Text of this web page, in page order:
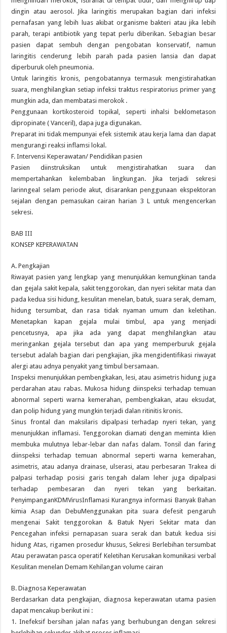
dingin atau aerosol. Jika laringitis merupakan bagian dari infeksi
pernafasan yang lebih luas akibat organisme bakteri atau jika lebih
parah, terapi antibiotik yang tepat perlu diberikan. Sebagian besar
pasien dapat sembuh dengan pengobatan konservatif, namun
laringitis cenderung lebih parah pada pasien lansia dan dapat
diperburuk oleh pneumonia.
Untuk laringitis kronis, pengobatannya termasuk mengistirahatkan
suara, menghilangkan setiap infeksi traktus respiratorius primer yang
mungkin ada, dan membatasi merokok .
Penggunaan kortikosteroid topikal, seperti inhalsi beklometason
dipropinate ( Vanceril), dapa juga digunakan.
Preparat ini tidak mempunyai efek sistemik atau kerja lama dan dapat
mengurangi reaksi inflamsi lokal.
F. Intervensi Keperawatan/ Pendidikan pasien
Pasien diinstruksikan untuk mengistirahatkan suara dan
mempertahankan kelembaban lingkungan. Jika terjadi sekresi
larinngeal selam periode akut, disarankan penggunaan ekspektoran
sejalan dengan pemasukan cairan harian 3 L untuk mengencerkan
sekresi.
BAB III
KONSEP KEPERAWATAN
A. Pengkajian
Riwayat pasien yang lengkap yang menunjukkan kemungkinan tanda
dan gejala sakit kepala, sakit tenggorokan, dan nyeri sekitar mata dan
pada kedua sisi hidung, kesulitan menelan, batuk, suara serak, demam,
hidung tersumbat, dan rasa tidak nyaman umum dan keletihan.
Menetapkan kapan gejala mulai timbul, apa yang menjadi
pencetusnya, apa jika ada yang dapat menghilangkan atau
meringankan gejala tersebut dan apa yang memperburuk gejala
tersebut adalah bagian dari pengkajian, jika mengidentifikasi riwayat
alergi atau adnya penyakit yang timbul bersamaan.
Inspeksi menunjukkan pembengkakan, lesi, atau asimetris hidung juga
perdarahan atau rabas. Mukosa hidung diinspeksi terhadap temuan
abnormal seperti warna kemerahan, pembengkakan, atau eksudat,
dan polip hidung yang mungkin terjadi dalan ritinitis kronis.
Sinus frontal dan maksilaris dipalpasi terhadap nyeri tekan, yang
menunjukkan inflamasi. Tenggorokan diamati dengan meminta klien
membuka mulutnya lebar-lebar dan nafas dalam. Tonsil dan faring
diinspeksi terhadap temuan abnormal seperti warna kemerahan,
asimetris, atau adanya drainase, ulserasi, atau perbesaran Trakea di
palpasi terhadap posisi garis tengah dalam leher juga dipalpasi
terhadap pembesaran dan nyeri tekan yang berkaitan.
PenyimpanganKDMVirusInflamasi Kurangnya informasi Banyak Bahan
kimia Asap dan DebuMenggunakan pita suara defesit pengaruh
mengenai Sakit tenggorokan & Batuk Nyeri Sekitar mata dan
Pencegahan infeksi pernapasan suara serak dan batuk kedua sisi
hidung Atas, rigamen prosedur khusus, Sekresi Berlebihan tersumbat
Atau perawatan pasca operatif Keletihan Kerusakan komunikasi verbal
Kesulitan menelan Demam Kehilangan volume cairan
B. Diagnosa Keperawatan
Berdasarkan data pengkajian, diagnosa keperawatan utama pasien
dapat mencakup berikut ini :
1. Inefeksif bersihan jalan nafas yang berhubungan dengan sekresi